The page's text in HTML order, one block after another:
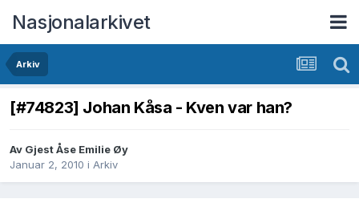
Nasjonalarkivet
Arkiv
[#74823] Johan Kåsa - Kven var han?
Av Gjest Åse Emilie Øy
Januar 2, 2010 i Arkiv